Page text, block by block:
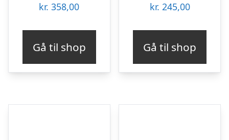
kr. 358,00
Gå til shop
kr. 245,00
Gå til shop